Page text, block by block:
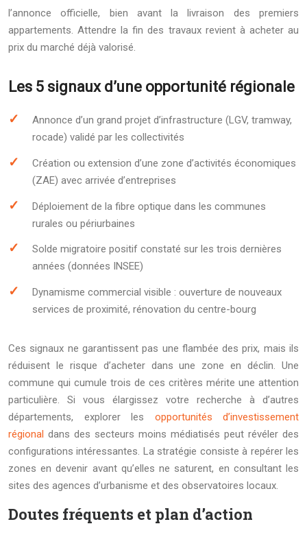
l’annonce officielle, bien avant la livraison des premiers
appartements. Attendre la fin des travaux revient à acheter au
prix du marché déjà valorisé.
Les 5 signaux d’une opportunité régionale
Annonce d’un grand projet d’infrastructure (LGV, tramway,
rocade) validé par les collectivités
Création ou extension d’une zone d’activités économiques
(ZAE) avec arrivée d’entreprises
Déploiement de la fibre optique dans les communes
rurales ou périurbaines
Solde migratoire positif constaté sur les trois dernières
années (données INSEE)
Dynamisme commercial visible : ouverture de nouveaux
services de proximité, rénovation du centre-bourg
Ces signaux ne garantissent pas une flambée des prix, mais ils
réduisent le risque d’acheter dans une zone en déclin. Une
commune qui cumule trois de ces critères mérite une attention
particulière. Si vous élargissez votre recherche à d’autres
départements, explorer les opportunités d’investissement
régional dans des secteurs moins médiatisés peut révéler des
configurations intéressantes. La stratégie consiste à repérer les
zones en devenir avant qu’elles ne saturent, en consultant les
sites des agences d’urbanisme et des observatoires locaux.
Doutes fréquents et plan d’action